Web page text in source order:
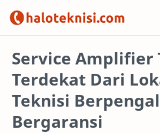
Projects
Service Amplifier
Terdekat Dari
Teknisi
Bergaransi